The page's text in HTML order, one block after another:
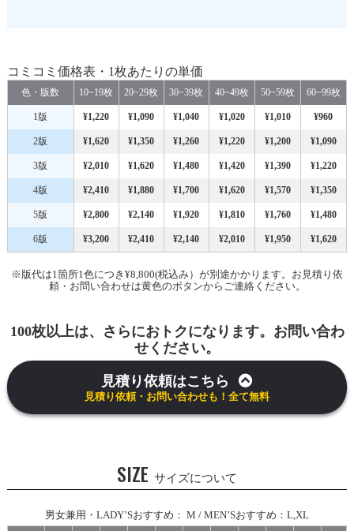
コミコミ価格表・1枚あたりの単価
色・版数 10~19枚 20~29枚 30~39枚 40~49枚 50~59枚 60~99枚
1版 ¥1,220 ¥1,090 ¥1,040 ¥1,020 ¥1,010 ¥960
2版 ¥1,620 ¥1,350 ¥1,260 ¥1,220 ¥1,200 ¥1,090
3版 ¥2,010 ¥1,620 ¥1,480 ¥1,420 ¥1,390 ¥1,220
4版 ¥2,410 ¥1,880 ¥1,700 ¥1,620 ¥1,570 ¥1,350
5版 ¥2,800 ¥2,140 ¥1,920 ¥1,810 ¥1,760 ¥1,480
6版 ¥3,200 ¥2,410 ¥2,140 ¥2,010 ¥1,950 ¥1,620
※版代は1箇所1色につき¥8,800(税込み）が別途かかります。お見積り依
頼・お問い合わせは黄色のボタンからご連絡ください。
100枚以上は、さらにおトクになります。お問い合わ
せください。
見積り依頼はこちら
見積り依頼・お問い合わせも！全て無料
SIZE サイズについて
男女兼用・LADY’Sおすすめ： M / MEN’Sおすすめ：L,XL